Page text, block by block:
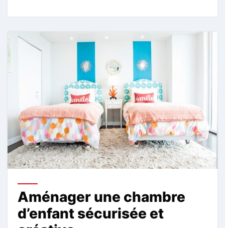
Aménager une chambre
d’enfant sécurisée et